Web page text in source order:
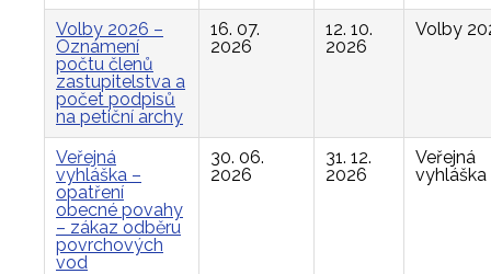
Volby 2026 –
Oznámení
počtu členů
zastupitelstva a
počet podpisů
na petiční archy
16. 07.
2026
12. 10.
2026
Volby
Veřejná
vyhláška –
opatření
obecné povahy
– zákaz odběru
povrchových
vod
30. 06.
2026
31. 12.
2026
Veřejná
vyhláška